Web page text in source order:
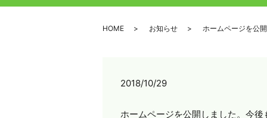
HOME お知らせ ホームページを公
2018/10/29
ホームページを公開しました。今